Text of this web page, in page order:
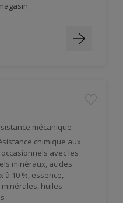
mécanique
chimique aux
avec les
minéraux, acides
à 10 %, essence,
minérales, huiles